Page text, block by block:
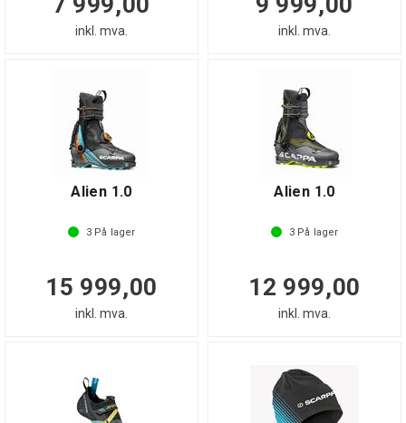
inkl. mva. inkl. mva.
Alien 1.0
3 På lager
15 999,00
inkl. mva.
Alien 1.0
3 På lager
12 999,00
inkl. mva.